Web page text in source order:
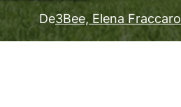
De3Bee, Elena Fraccaro